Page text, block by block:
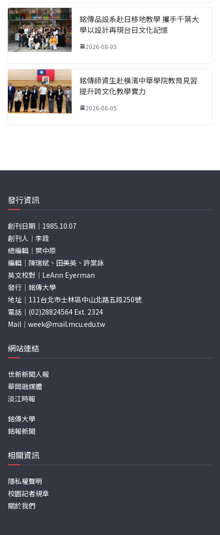
銘傳品設系赴日移地教學 攜手千葉大
學以設計再現台日文化記憶
2026-08-05
銘傳師資生赴橫濱中華學院教育見習
提升跨文化教學實力
2026-08-05
發行資訊
創刊日期｜1985.10.07
創刊人｜李銓
總編輯｜樊中原
編輯｜陳瑞斌、田美英、許棠詠
英文校對｜LeAnn Eyerman
發行｜銘傳大學
地址｜111台北市士林區中山北路五段250號
電話｜(02)28824564 Ext. 2324
Mail｜ week@mail.mcu.edu.tw
網站連結
世新新聞人報
華岡融媒體
淡江時報
銘傳大學
銘報新聞
相關資訊
隱私權聲明
校園記者規章
關於我們